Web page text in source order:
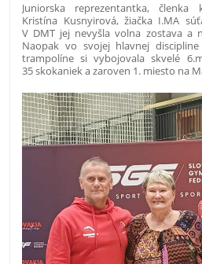
Juniorska reprezentantka, členka
Kristína Kusnyirová, žiačka I.MA
V DMT jej nevyšla volna zostava a
Naopak vo svojej hlavnej
trampolíne si vybojovala skvelé
35 skokaniek a zaroven 1. miesto na